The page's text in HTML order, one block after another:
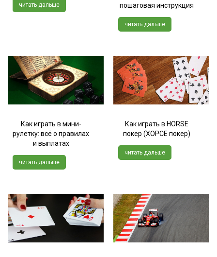
читать дальше
пошаговая инструкция
читать дальше
Как играть в мини-
рулетку: всё о правилах
и выплатах
читать дальше
Как играть в HORSE
покер (ХОРСЕ покер)
читать дальше